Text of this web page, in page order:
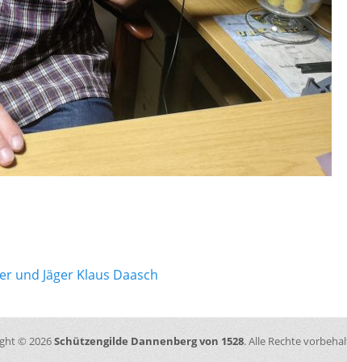
und Jäger Klaus Daasch
© 2026Schützengilde Dannenberg von 1528. Alle Rechte